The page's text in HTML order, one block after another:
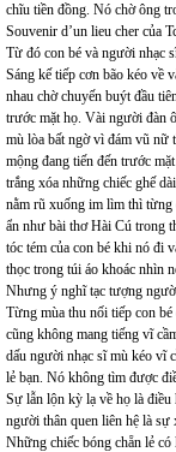
chĩu tiền đồng. Nó chờ ông
Souvenir d’un lieu cher của
Từ đó con bé và người nhạc
Sáng kế tiếp cơn bão kéo về
nhau chờ chuyến buýt đầu
trước mặt họ. Vài người đàn
mù lòa bất ngờ vì đám vũ nữ
mộng đang tiến đến trước
trắng xóa những chiếc ghế
nằm rũ xuống im lìm thì từng
ẩn như bài thơ Hài Cú trong
tóc tém của con bé khi nó đi
thọc trong túi áo khoác nhìn
Nhưng ý nghĩ tạc tượng
Từng mùa thu nối tiếp con
cũng không mang tiếng vĩ
dấu người nhạc sĩ mù kéo vĩ
lẻ bạn. Nó không tìm được
Sự lẫn lộn kỳ lạ về họ là
người thân quen liên hệ là sự
Những chiếc bóng chẵn lẻ